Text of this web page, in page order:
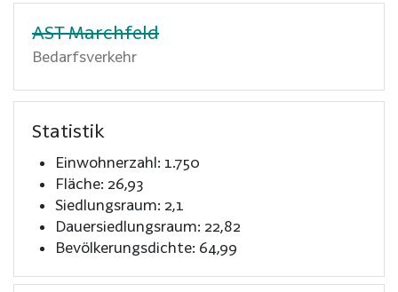
AST Marchfeld
Bedarfsverkehr
Statistik
Einwohnerzahl: 1.750
Fläche: 26,93
Siedlungsraum: 2,1
Dauersiedlungsraum: 22,82
Bevölkerungsdichte: 64,99